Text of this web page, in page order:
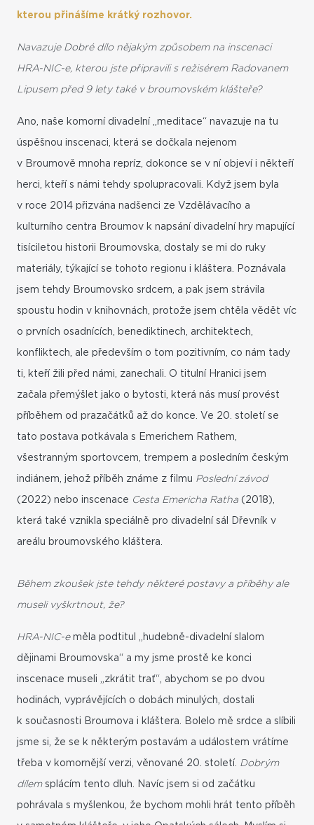
kterou přinášíme krátký rozhovor.
Navazuje Dobré dílo nějakým způsobem na inscenaci
HRA-NIC-e, kterou jste připravili s režisérem Radovanem
Lipusem před 9 lety také v broumovském klášteře?
Ano, naše komorní divadelní „meditace“ navazuje na tu
úspěšnou inscenaci, která se dočkala nejenom
v Broumově mnoha repríz, dokonce se v ní objeví i někteří
herci, kteří s námi tehdy spolupracovali. Když jsem byla
v roce 2014 přizvána nadšenci ze Vzdělávacího a
kulturního centra Broumov k napsání divadelní hry mapující
tisíciletou historii Broumovska, dostaly se mi do ruky
materiály, týkající se tohoto regionu i kláštera. Poznávala
jsem tehdy Broumovsko srdcem, a pak jsem strávila
spoustu hodin v knihovnách, protože jsem chtěla vědět víc
o prvních osadnících, benediktinech, architektech,
konfliktech, ale především o tom pozitivním, co nám tady
ti, kteří žili před námi, zanechali. O titulní Hranici jsem
začala přemýšlet jako o bytosti, která nás musí provést
příběhem od prazačátků až do konce. Ve 20. století se
tato postava potkávala s Emerichem Rathem,
všestranným sportovcem, trempem a posledním českým
indiánem, jehož příběh známe z filmu Poslední závod
(2022) nebo inscenace Cesta Emericha Ratha (2018),
která také vznikla speciálně pro divadelní sál Dřevník v
areálu broumovského kláštera.
Během zkoušek jste tehdy některé postavy a příběhy ale
museli vyškrtnout, že?
HRA-NIC-eměla podtitul „hudebně-divadelní slalom
dějinami Broumovska“ a my jsme prostě ke konci
inscenace museli „zkrátit trať“, abychom se po dvou
hodinách, vyprávějících o dobách minulých, dostali
k současnosti Broumova i kláštera. Bolelo mě srdce a slíbili
jsme si, že se k některým postavám a událostem vrátíme
třeba v komornější verzi, věnované 20. století. Dobrým
dílemsplácím tento dluh. Navíc jsem si od začátku
pohrávala s myšlenkou, že bychom mohli hrát tento příběh